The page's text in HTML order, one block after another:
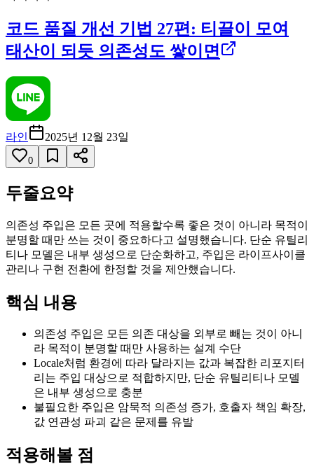
코드 품질 개선 기법 27편: 티끌이 모여
태산이 되듯 의존성도 쌓이면
라인 2025년 12월 23일
0
두줄요약
의존성 주입은 모든 곳에 적용할수록 좋은 것이 아니라 목적이
분명할 때만 쓰는 것이 중요하다고 설명했습니다. 단순 유틸리
티나 모델은 내부 생성으로 단순화하고, 주입은 라이프사이클
관리나 구현 전환에 한정할 것을 제안했습니다.
핵심 내용
의존성 주입은 모든 의존 대상을 외부로 빼는 것이 아니
라 목적이 분명할 때만 사용하는 설계 수단
Locale처럼 환경에 따라 달라지는 값과 복잡한 리포지터
리는 주입 대상으로 적합하지만, 단순 유틸리티나 모델
은 내부 생성으로 충분
불필요한 주입은 암묵적 의존성 증가, 호출자 책임 확장,
값 연관성 파괴 같은 문제를 유발
적용해볼 점